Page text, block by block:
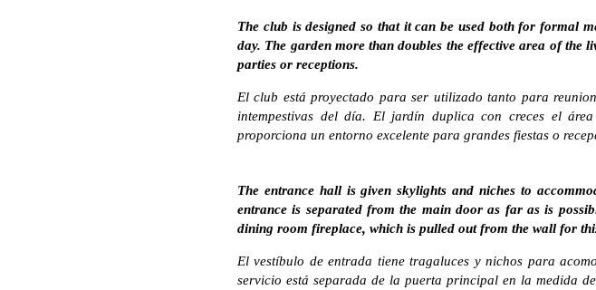
The club is designed so that it can be used both for formal
day. The garden more than doubles the effective area of
parties or receptions.
El club está proyectado para ser utilizado tanto para
intempestivas del día. El jardín duplica con creces el
proporciona un entorno excelente para grandes fiestas o
The entrance hall is given skylights and niches to
entrance is separated from the main door as far as is
dining room fireplace, which is pulled out from the wall for
El vestíbulo de entrada tiene tragaluces y nichos para
servicio está separada de la puerta principal en la medida